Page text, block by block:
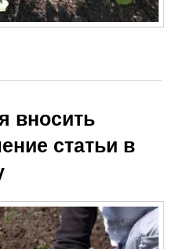
вносить
статьи в